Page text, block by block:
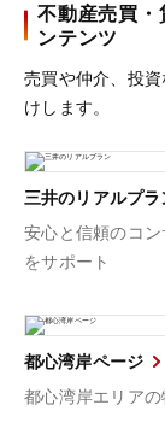
不動産売買・
ンテンツ
売買や仲介、投
けします。
三井のリアルプラ
安心と信頼のコ
をサポート
都心湾岸ページ
都心湾岸エリア